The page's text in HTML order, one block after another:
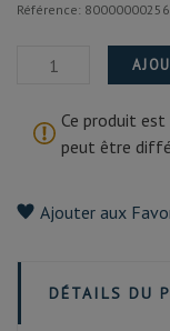
Référence:
Ce produit
peut être
Ajouter aux
DÉTAILS DU